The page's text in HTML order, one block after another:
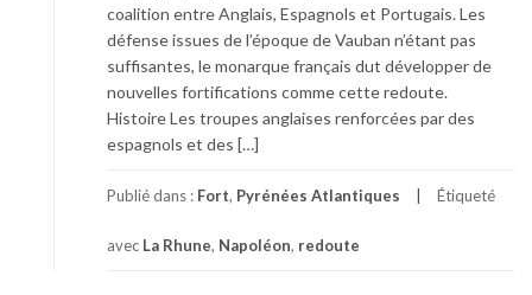
coalition entre Anglais, Espagnols et Portugais. Les
défense issues de l’époque de Vauban n’étant pas
suffisantes, le monarque français dut développer de
nouvelles fortifications comme cette redoute.
Histoire Les troupes anglaises renforcées par des
espagnols et des […]
Publié dans : Fort, Pyrénées Atlantiques Étiqueté
avec La Rhune, Napoléon, redoute